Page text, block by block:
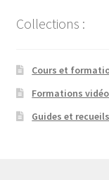
Collections :
Cours et
Formations
Guides et recueils